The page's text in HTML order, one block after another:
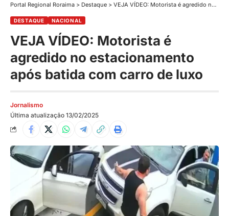
Portal Regional Roraima > Destaque > VEJA VÍDEO: Motorista é agredido no estacionamento após batida com carro de luxo
DESTAQUE NACIONAL
VEJA VÍDEO: Motorista é
agredido no estacionamento
após batida com carro de luxo
Última atualização 13/02/2025
Jornalismo